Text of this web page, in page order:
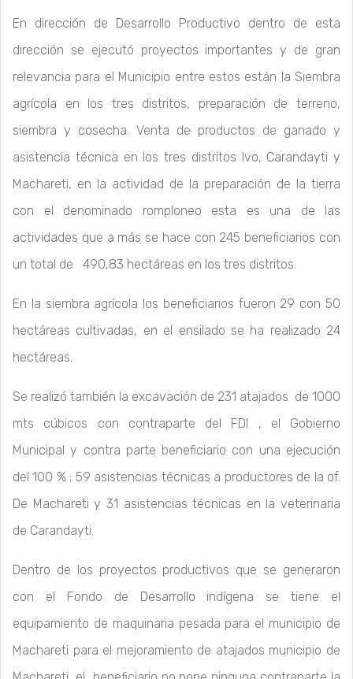
En dirección de Desarrollo Productivo dentro de esta
dirección se ejecutó proyectos importantes y de gran
relevancia para el Municipio entre estos están la Siembra
agrícola en los tres distritos, preparación de terreno,
siembra y cosecha. Venta de productos de ganado y
asistencia técnica en los tres distritos Ivo, Carandayti y
Machareti, en la actividad de la preparación de la tierra
con el denominado romploneo esta es una de las
actividades que a más se hace con 245 beneficiarios con
un total de 490,83 hectáreas en los tres distritos.
En la siembra agrícola los beneficiarios fueron 29 con 50
hectáreas cultivadas, en el ensilado se ha realizado 24
hectáreas.
Se realizó también la excavación de 231 atajados de 1000
mts cúbicos con contraparte del FDI , el Gobierno
Municipal y contra parte beneficiario con una ejecución
del 100 % ; 59 asistencias técnicas a productores de la of.
De Machareti y 31 asistencias técnicas en la veterinaria
de Carandayti.
Dentro de los proyectos productivos que se generaron
con el Fondo de Desarrollo indígena se tiene el
equipamiento de maquinaria pesada para el municipio de
Machareti para el mejoramiento de atajados municipio de